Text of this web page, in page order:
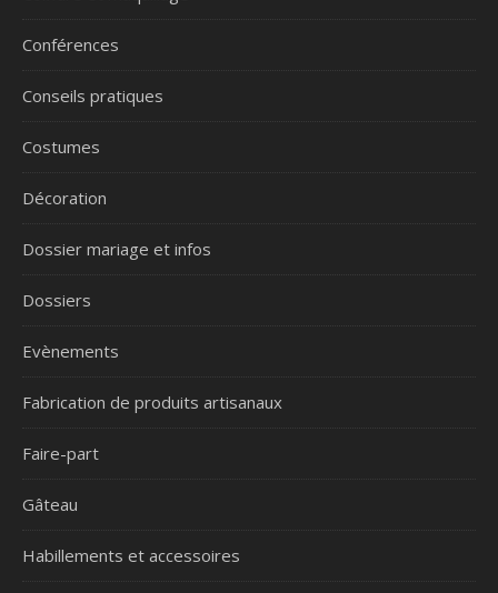
Conférences
Conseils pratiques
Costumes
Décoration
Dossier mariage et infos
Dossiers
Evènements
Fabrication de produits artisanaux
Faire-part
Gâteau
Habillements et accessoires